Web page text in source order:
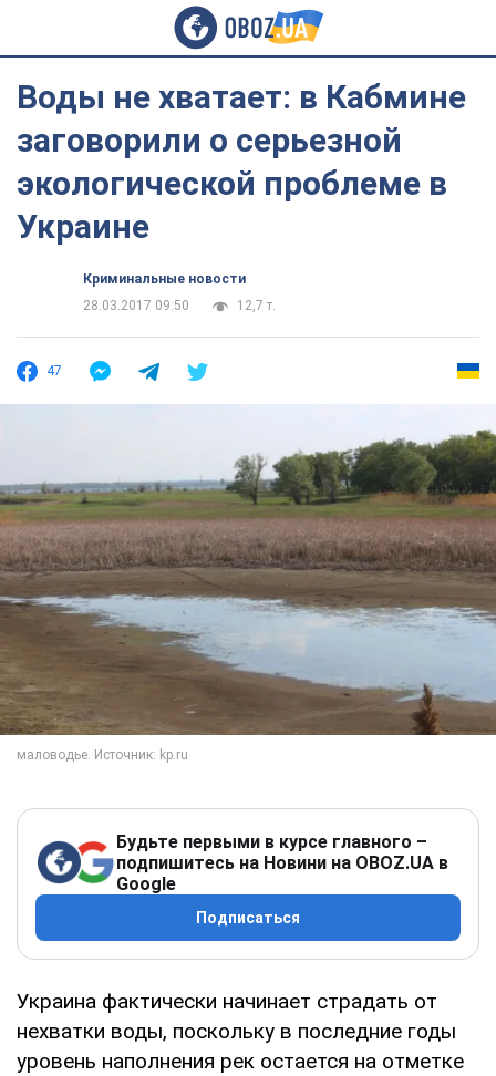
Воды не хватает: в Кабмине
заговорили о серьезной
экологической проблеме в
Украине
Криминальные новости
28.03.2017 09:50
12,7 т.
47
Будьте первыми в курсе главного –
подпишитесь на Новини на OBOZ.UA в
Google
Подписаться
Украина фактически начинает страдать от
нехватки воды, поскольку в последние годы
уровень наполнения рек остается на отметке